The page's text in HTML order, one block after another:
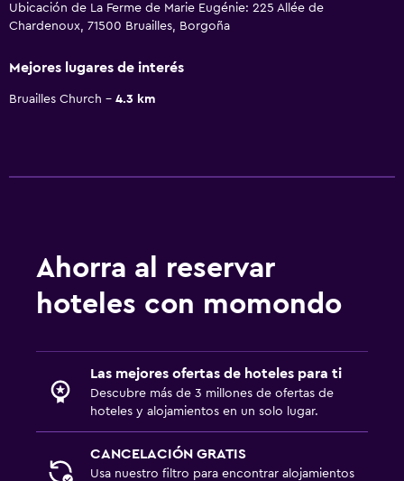
Ubicación de La Ferme de Marie Eugénie: 225 Allée de
Chardenoux, 71500 Bruailles, Borgoña
Mejores lugares de interés
Bruailles Church 4.3 km
Ahorra al reservar
hoteles con momondo
Las mejores ofertas de hoteles para ti
Descubre más de 3 millones de ofertas de
hoteles y alojamientos en un solo lugar.
CANCELACIÓN GRATIS
Usa nuestro filtro para encontrar alojamientos